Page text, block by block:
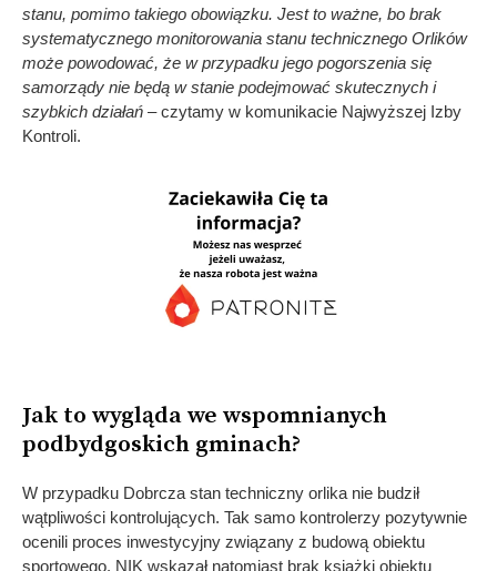
stanu, pomimo takiego obowiązku. Jest to ważne, bo brak
systematycznego monitorowania stanu technicznego Orlików
może powodować, że w przypadku jego pogorszenia się
samorządy nie będą w stanie podejmować skutecznych i
szybkich działań – czytamy w komunikacie Najwyższej Izby
Kontroli.
Jak to wygląda we wspomnianych
podbydgoskich gminach?
W przypadku Dobrcza stan techniczny orlika nie budził
wątpliwości kontrolujących. Tak samo kontrolerzy pozytywnie
ocenili proces inwestycyjny związany z budową obiektu
sportowego. NIK wskazał natomiast brak książki obiektu